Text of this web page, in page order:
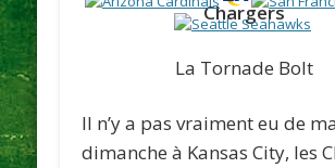
Chargers
La Tornade Bolt
Il n’y a pas vraiment eu de
dimanche à Kansas City, les